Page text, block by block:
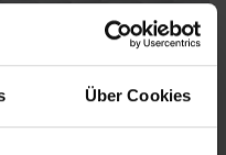
Über Cookies